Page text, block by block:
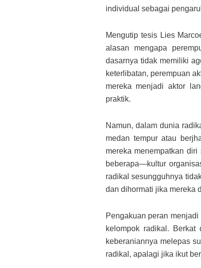
individual sebagai
Mengutip tesis Lies
alasan mengapa
dasarnya tidak memiliki
keterlibatan, perempuan
mereka menjadi aktor
praktik.
Namun, dalam dunia
medan tempur atau
mereka menempatkan
beberapa—kultur
radikal sesungguhnya
dan dihormati jika mereka
Pengakuan peran
kelompok radikal. Berkat
keberaniannya melepas
radikal, apalagi jika ikut